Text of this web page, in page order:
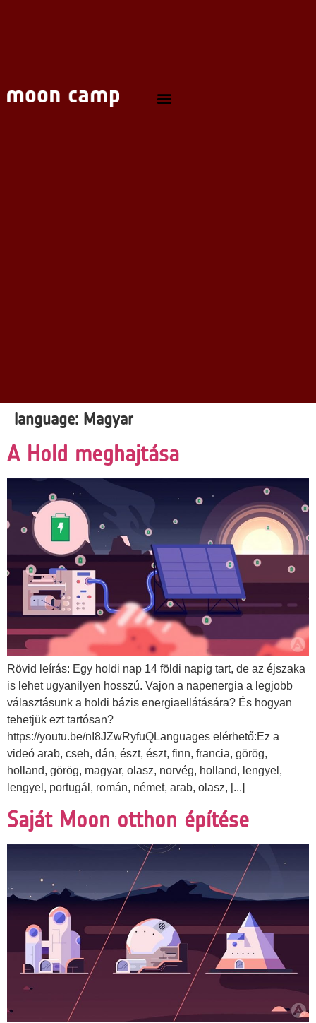
language: Magyar
A Hold meghajtása
Rövid leírás: Egy holdi nap 14 földi napig tart, de az éjszaka
is lehet ugyanilyen hosszú. Vajon a napenergia a legjobb
választásunk a holdi bázis energiaellátására? És hogyan
tehetjük ezt tartósan?
https://youtu.be/nI8JZwRyfuQLanguages elérhető:Ez a
videó arab, cseh, dán, észt, észt, finn, francia, görög,
holland, görög, magyar, olasz, norvég, holland, lengyel,
lengyel, portugál, román, német, arab, olasz, [...]
Saját Moon otthon építése